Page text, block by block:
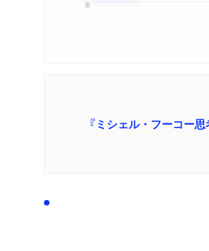
『ミシェル・フーコー